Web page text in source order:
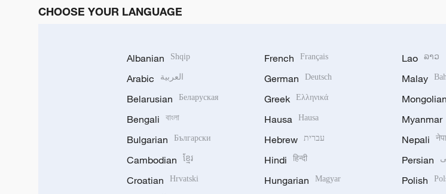
CHOOSE YOUR LANGUAGE
Albanian Shqip
Arabic العربية
Belarusian Беларуская
Bengali বাংলা
Bulgarian Български
Cambodian ខ្មែរ
Croatian Hrvatski
French Français
German Deutsch
Greek Ελληνικά
Hausa Hausa
Hebrew עברית
Hindi हिन्दी
Hungarian Magyar
Lao ລາວ
Malay
Mongolian
Myanmar
Nepali
Persian
Polish